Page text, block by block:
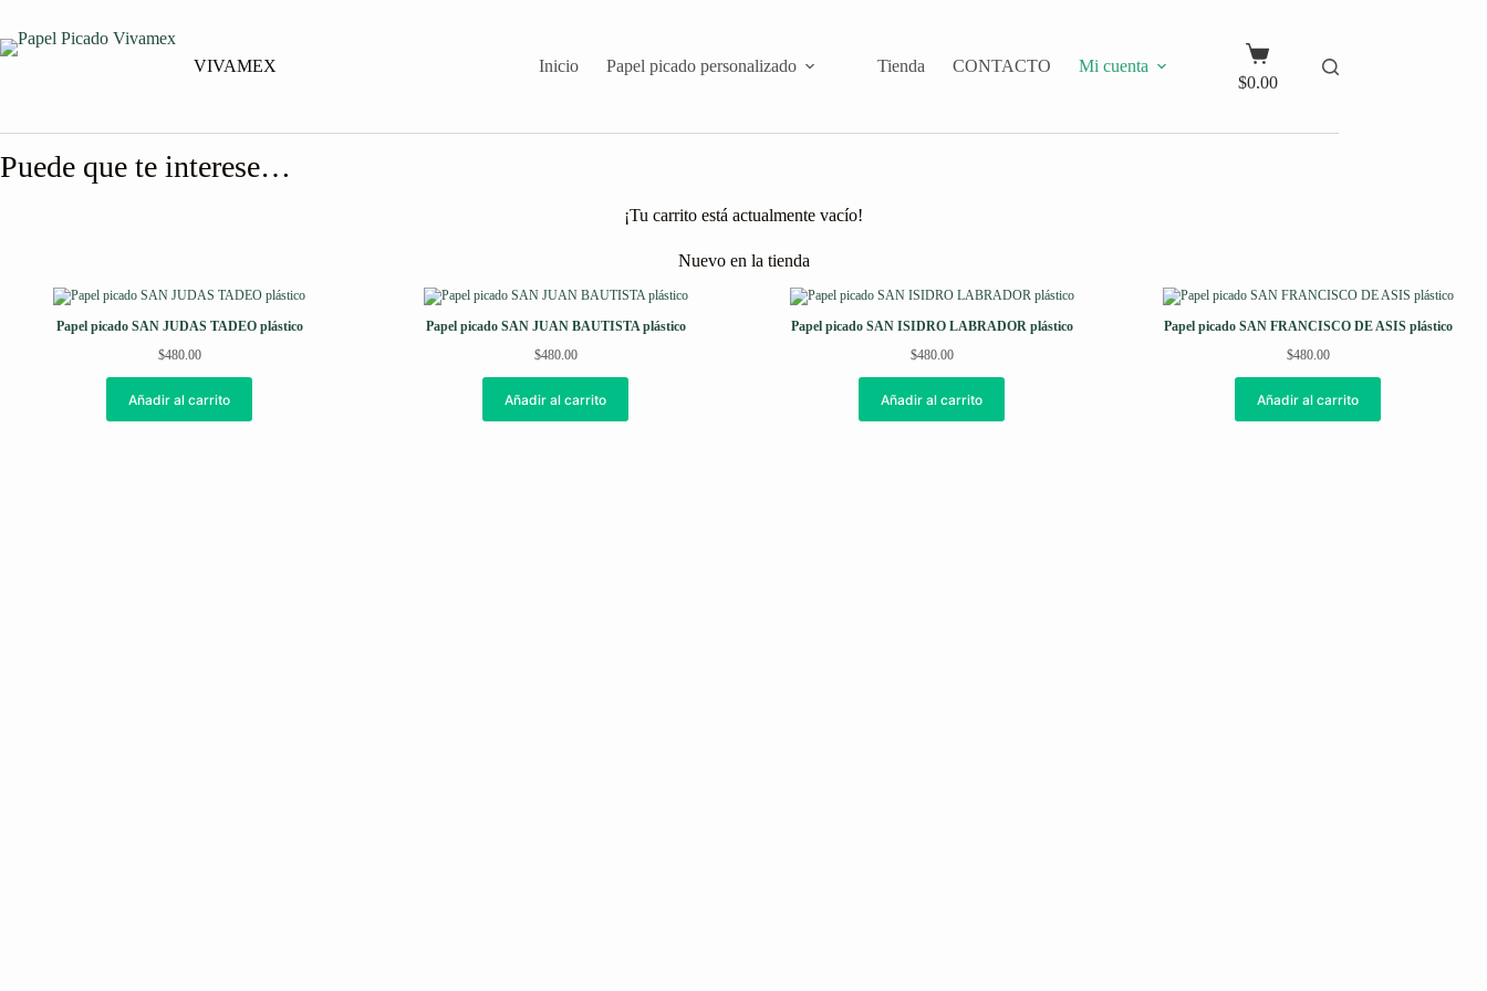
contenido
VIVAMEX
Inicio Papel picado personalizado Tienda CONTACTO Mi cuenta
Carro
de
compra
$0.00
Puede que te interese…
¡Tu carrito está actualmente vacío!
Nuevo en la tienda
Papel picado SAN JUDAS TADEO plástico
$480.00
Añadir al carrito
Papel picado SAN JUAN BAUTISTA plástico
$480.00
Añadir al carrito
Papel picado SAN ISIDRO LABRADOR plástico
$480.00
Añadir al carrito
Papel picado SAN FRANCISCO DE ASIS plástico
$480.00
Añadir al carrito